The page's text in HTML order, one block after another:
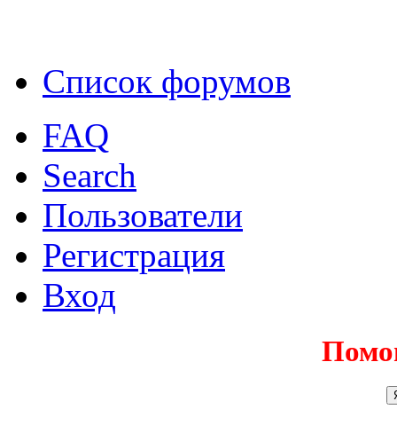
Список форумов
FAQ
Search
Пользователи
Регистрация
Вход